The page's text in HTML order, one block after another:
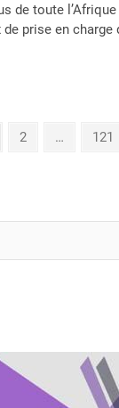
de toute
prise en
Page
2 … Page
121